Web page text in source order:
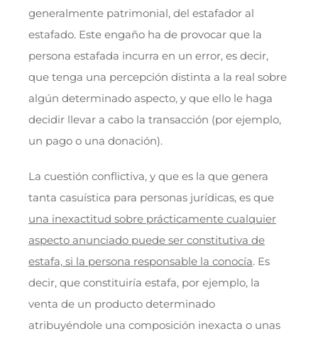
generalmente patrimonial, del estafador al
estafado. Este engaño ha de provocar que la
persona estafada incurra en un error, es decir,
que tenga una percepción distinta a la real sobre
algún determinado aspecto, y que ello le haga
decidir llevar a cabo la transacción (por ejemplo,
un pago o una donación).
La cuestión conflictiva, y que es la que genera
tanta casuística para personas jurídicas, es que
una inexactitud sobre prácticamente cualquier
aspecto anunciado puede ser constitutiva de
estafa, si la persona responsable la conocía. Es
decir, que constituiría estafa, por ejemplo, la
venta de un producto determinado
atribuyéndole una composición inexacta o unas